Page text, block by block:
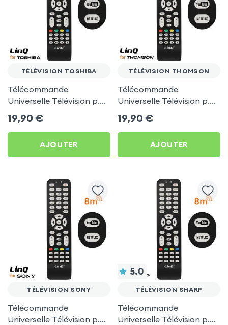
TÉLÉVISION TOSHIBA
Télécommande
Universelle Télévision p.
TV Toshiba, LinQ - Noir
19,90 €
AJOUTER
TÉLÉVISION THOMSON
Télécommande
Universelle Télévision p.
TV Thomson, LinQ - Noir
19,90 €
AJOUTER
TÉLÉVISION SONY
Télécommande
Universelle Télévision p.
5.0
TÉLÉVISION SHARP
Télécommande
Universelle Télévision p.